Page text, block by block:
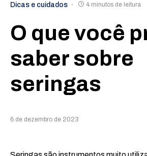
Dicas e cuidados 4 minutos de leitura
O que você
saber sobre
seringas
6 de dezembro de 2023